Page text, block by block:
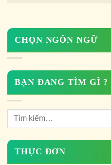
CHỌN NGÔN NGỮ
BẠN ĐANG TÌM GÌ ?
THỰC ĐƠN